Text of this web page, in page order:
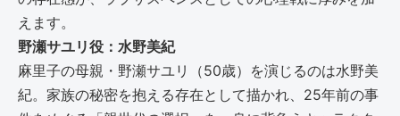
えます。
野瀬サユリ役：水野美紀
麻里子の母親・野瀬サユリ（50歳）を演じるのは水野美
紀。家族の秘密を抱える存在として描かれ、25年前の事